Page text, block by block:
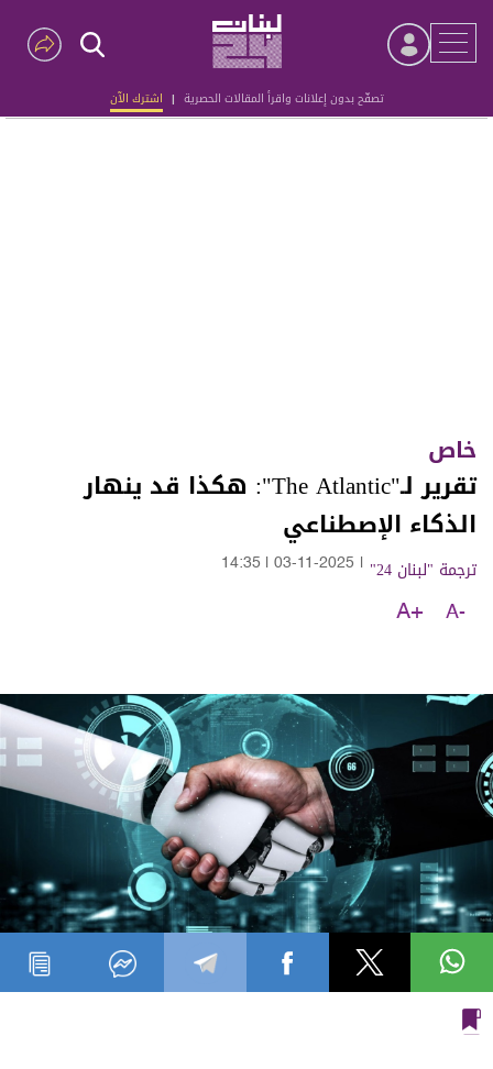
تصفّح بدون إعلانات واقرأ المقالات الحصرية | اشترك الآن
Advertisement
خاص
تقرير لـ"The Atlantic": هكذا قد ينهار
الذكاء الإصطناعي
ترجمة "لبنان 24" 03-11-2025
14:35
A-
A+